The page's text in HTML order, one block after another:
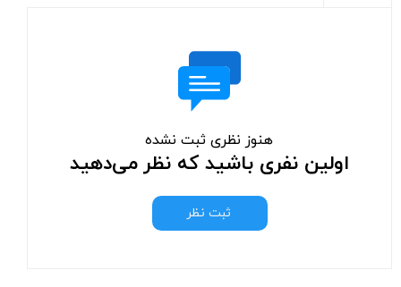
هنوز نظری ثبت نشده
اولین نفری باشید که نظر می‌دهید
ثبت نظر